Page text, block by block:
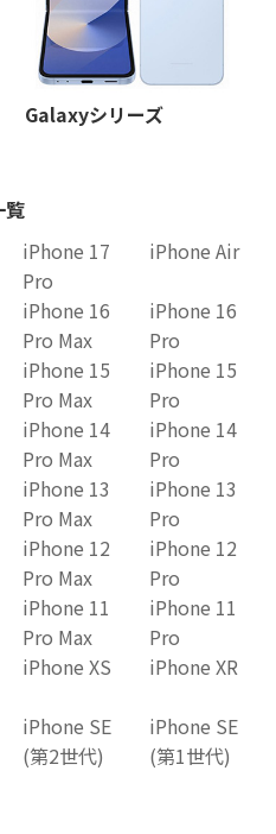
Galaxyシリーズ
覧
iPhone 17
Pro
iPhone Air
iPhone 16
Pro Max
iPhone 16
Pro
iPhone 15
Pro Max
iPhone 15
Pro
iPhone 14
Pro Max
iPhone 14
Pro
iPhone 13
Pro Max
iPhone 13
Pro
iPhone 12
Pro Max
iPhone 12
Pro
iPhone 11
Pro Max
iPhone 11
Pro
iPhone XS iPhone XR
iPhone SE
(第2世代)
iPhone SE
(第1世代)